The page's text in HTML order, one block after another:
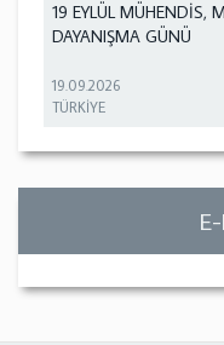
19 EYLÜL MÜHENDİS,
DAYANIŞMA GÜNÜ
19.09.2026
TÜRKİYE